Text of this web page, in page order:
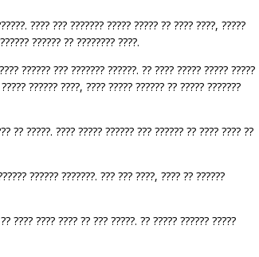
???? ??? ??????? ????? ????? ?? ???? ????, ?????
?????? ?? ???????? ????.
?????? ??? ??????? ??????. ?? ???? ????? ????? ?????
?????? ????, ???? ????? ?????? ?? ????? ???????
?? ?????. ???? ????? ?????? ??? ?????? ?? ???? ???? ??
?????? ???????. ??? ??? ????, ???? ?? ??????
???? ???? ???? ?? ??? ?????. ?? ????? ?????? ?????